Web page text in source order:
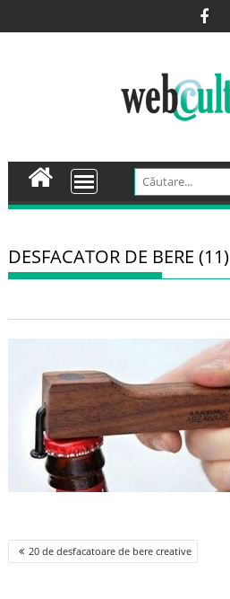
to
DESFACATOR DE BERE (11)
Post
navigation
20 de desfacatoare de bere creative